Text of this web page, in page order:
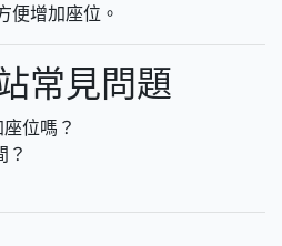
便增加座位。
常見問題
位嗎？
？